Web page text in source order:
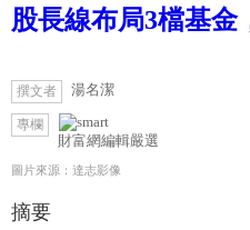
股長線布局3檔基金
撰文者 湯名潔
專欄
財富網編輯嚴選
圖片來源：達志影像
摘要